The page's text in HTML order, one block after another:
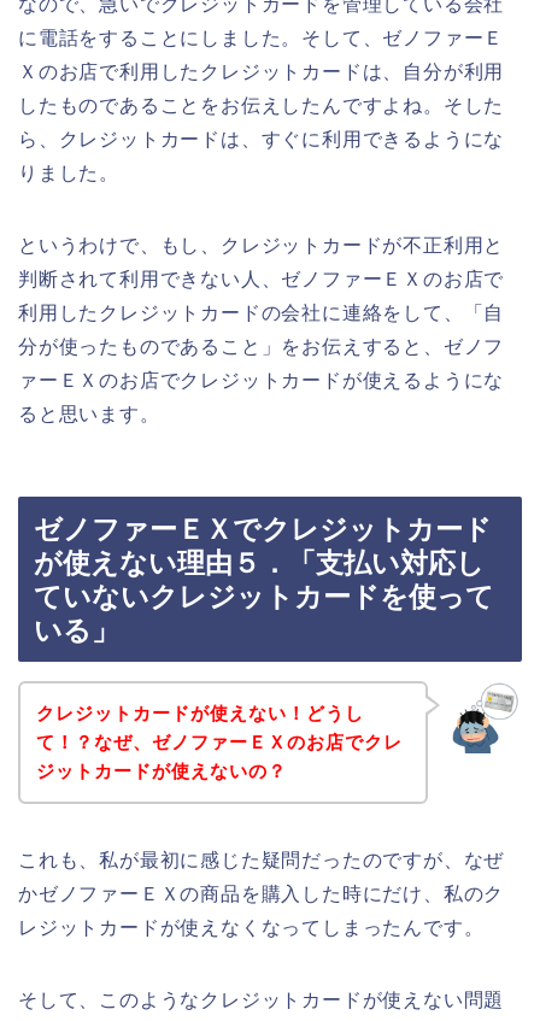
に電話をすることにしました。そして、ゼノファーＥ
Ｘのお店で利用したクレジットカードは、自分が利用
したものであることをお伝えしたんですよね。そした
ら、クレジットカードは、すぐに利用できるようにな
りました。
というわけで、もし、クレジットカードが不正利用と
判断されて利用できない人、ゼノファーＥＸのお店で
利用したクレジットカードの会社に連絡をして、「自
分が使ったものであること」をお伝えすると、ゼノフ
ァーＥＸのお店でクレジットカードが使えるようにな
ると思います。
ゼノファーＥＸでクレジットカード
が使えない理由５．「支払い対応し
ていないクレジットカードを使って
いる」
クレジットカードが使えない！どうし
て！？なぜ、ゼノファーＥＸのお店でクレ
ジットカードが使えないの？
これも、私が最初に感じた疑問だったのですが、なぜ
かゼノファーＥＸの商品を購入した時にだけ、私のク
レジットカードが使えなくなってしまったんです。
そして、このようなクレジットカードが使えない問題